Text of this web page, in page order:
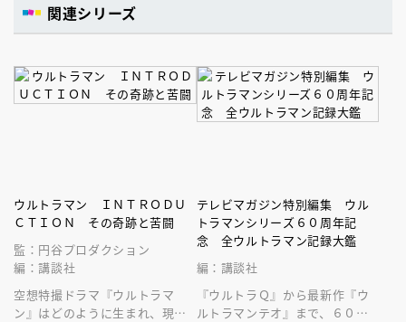
関連シリーズ
ウルトラマン ＩＮＴＲＯＤＵ
ＣＴＩＯＮ その奇跡と苦闘
監：円谷プロダクション
編：講談社
空想特撮ドラマ『ウルトラマ
ン』はどのように生まれ、現在
テレビマガジン特別編集 ウル
トラマンシリーズ６０周年記
念 全ウルトラマン記録大鑑
編：講談社
『ウルトラＱ』から最新作『ウ
ルトラマンテオ』まで、６０年